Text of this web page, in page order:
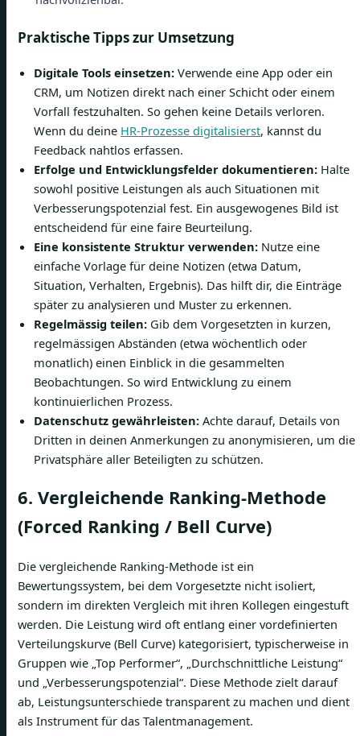
Praktische Tipps zur Umsetzung
Digitale Tools einsetzen: Verwende eine App oder ein
CRM, um Notizen direkt nach einer Schicht oder einem
Vorfall festzuhalten. So gehen keine Details verloren.
Wenn du deine HR-Prozesse digitalisierst, kannst du
Feedback nahtlos erfassen.
Erfolge und Entwicklungsfelder dokumentieren: Halte
sowohl positive Leistungen als auch Situationen mit
Verbesserungspotenzial fest. Ein ausgewogenes Bild ist
entscheidend für eine faire Beurteilung.
Eine konsistente Struktur verwenden: Nutze eine
einfache Vorlage für deine Notizen (etwa Datum,
Situation, Verhalten, Ergebnis). Das hilft dir, die Einträge
später zu analysieren und Muster zu erkennen.
Regelmässig teilen: Gib dem Vorgesetzten in kurzen,
regelmässigen Abständen (etwa wöchentlich oder
monatlich) einen Einblick in die gesammelten
Beobachtungen. So wird Entwicklung zu einem
kontinuierlichen Prozess.
Datenschutz gewährleisten: Achte darauf, Details von
Dritten in deinen Anmerkungen zu anonymisieren, um die
Privatsphäre aller Beteiligten zu schützen.
6. Vergleichende Ranking-Methode
(Forced Ranking / Bell Curve)
Die vergleichende Ranking-Methode ist ein
Bewertungssystem, bei dem Vorgesetzte nicht isoliert,
sondern im direkten Vergleich mit ihren Kollegen eingestuft
werden. Die Leistung wird oft entlang einer vordefinierten
Verteilungskurve (Bell Curve) kategorisiert, typischerweise in
Gruppen wie „Top Performer“, „Durchschnittliche Leistung“
und „Verbesserungspotenzial“. Diese Methode zielt darauf
ab, Leistungsunterschiede transparent zu machen und dient
als Instrument für das Talentmanagement.